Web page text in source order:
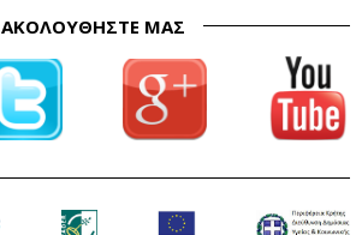
ΑΚΟΛΟΥΘΉΣΤΕ ΜΑΣ